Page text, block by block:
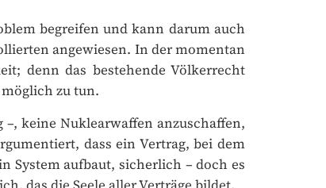
begreifen und kann darum auch
angewiesen. In der momentan
denn das bestehende Völkerrecht
zu tun.
Nuklearwaffen anzuschaffen,
dass ein Vertrag, bei dem
aufbaut, sicherlich – doch es
das die Seele aller Verträge bildet.